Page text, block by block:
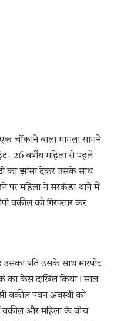
चौंकाने वाला मामला सामने
26 वर्षीय महिला से पहले
का झांसा देकर उसके साथ
पर महिला ने सरकंडा थाने में
वकील को गिरफ्तार कर
उसका पति उसके साथ मारपीट
का केस दाखिल किया। साल
वकील पवन अवस्थी को
और महिला के बीच